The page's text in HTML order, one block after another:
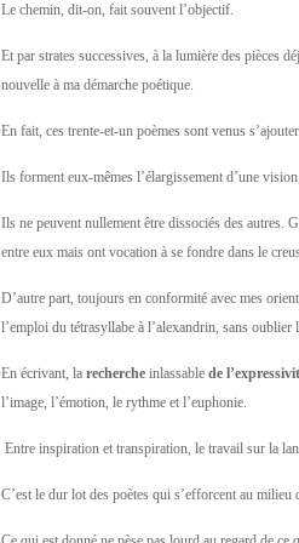
Le chemin, dit-on, fait souvent l’objectif.
Et par strates successives, à la lumière des pièces
nouvelle à ma démarche poétique.
En fait, ces trente-et-un poèmes sont venus
Ils forment eux-mêmes l’élargissement d’une
Ils ne peuvent nullement être dissociés des autres.
entre eux mais ont vocation à se fondre dans le
D’autre part, toujours en conformité avec mes
l’emploi du tétrasyllabe à l’alexandrin, sans oublier
En écrivant, la recherche inlassable de
l’image, l’émotion, le rythme et l’euphonie.
Entre inspiration et transpiration, le travail sur la
C’est le dur lot des poètes qui s’efforcent au